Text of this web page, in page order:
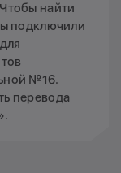
найти
подключили
№16.
перевода